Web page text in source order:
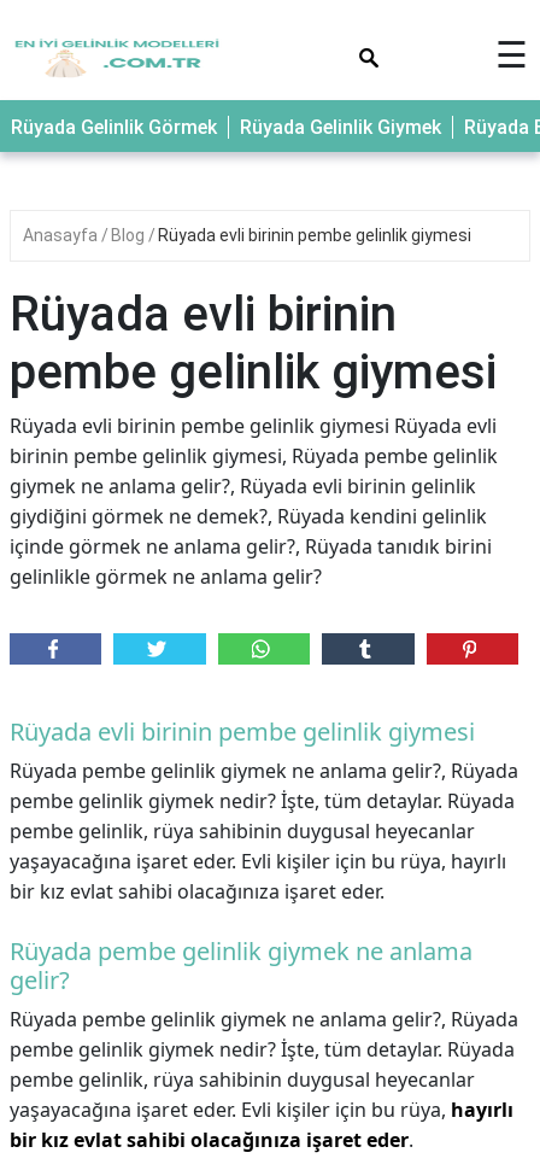
☰
Rüyada Gelinlik Görmek Rüyada Gelinlik Giymek Rüyada
Anasayfa Blog Rüyada evli birinin pembe gelinlik giymesi
Rüyada evli birinin
pembe gelinlik giymesi
Rüyada evli birinin pembe gelinlik giymesi Rüyada evli
birinin pembe gelinlik giymesi, Rüyada pembe gelinlik
giymek ne anlama gelir?, Rüyada evli birinin gelinlik
giydiğini görmek ne demek?, Rüyada kendini gelinlik
içinde görmek ne anlama gelir?, Rüyada tanıdık birini
gelinlikle görmek ne anlama gelir?
Rüyada evli birinin pembe gelinlik giymesi
Rüyada pembe gelinlik giymek ne anlama gelir?, Rüyada
pembe gelinlik giymek nedir? İşte, tüm detaylar. Rüyada
pembe gelinlik, rüya sahibinin duygusal heyecanlar
yaşayacağına işaret eder. Evli kişiler için bu rüya, hayırlı
bir kız evlat sahibi olacağınıza işaret eder.
Rüyada pembe gelinlik giymek ne anlama
gelir?
Rüyada pembe gelinlik giymek ne anlama gelir?, Rüyada
pembe gelinlik giymek nedir? İşte, tüm detaylar. Rüyada
pembe gelinlik, rüya sahibinin duygusal heyecanlar
yaşayacağına işaret eder. Evli kişiler için bu rüya, hayırlı
bir kız evlat sahibi olacağınıza işaret eder.